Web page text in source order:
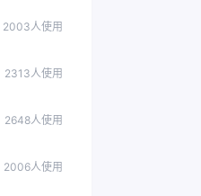
2003人使用
2313人使用
2648人使用
2006人使用